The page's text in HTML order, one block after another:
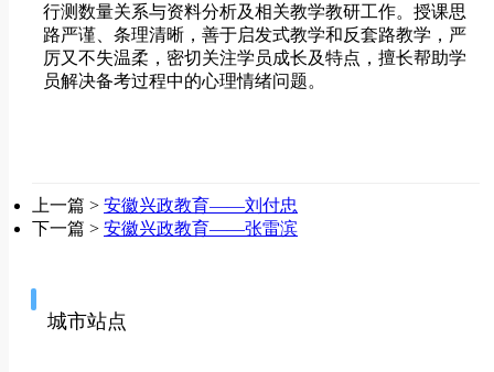
行测数量关系与资料分析及相关教学教研工作。授课思
路严谨、条理清晰，善于启发式教学和反套路教学，严
厉又不失温柔，密切关注学员成长及特点，擅长帮助学
员解决备考过程中的心理情绪问题。
上一篇 > 安徽兴政教育——刘付忠
下一篇 > 安徽兴政教育——张雷滨
城市站点